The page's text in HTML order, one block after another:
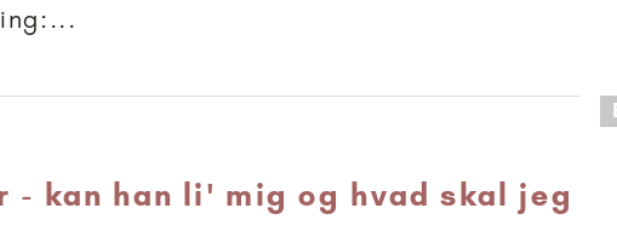
- kan han li' mig og hvad skal jeg